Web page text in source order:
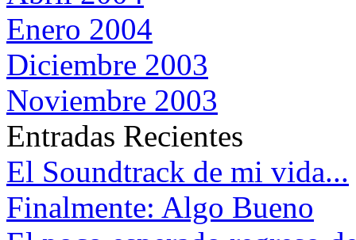
Enero 2004
Diciembre 2003
Noviembre 2003
Entradas Recientes
El Soundtrack de mi vida...
Finalmente: Algo Bueno